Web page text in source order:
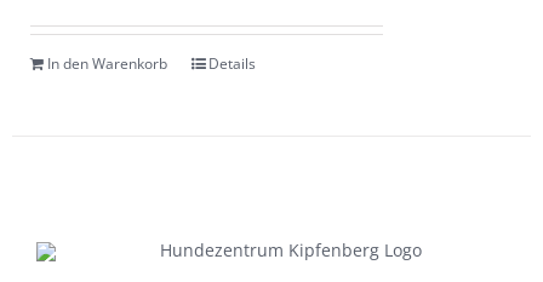
In den Warenkorb Details